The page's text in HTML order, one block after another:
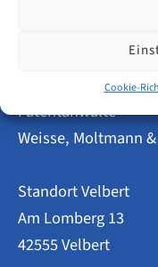
Cookie-
Amtsgebühren
Laufzeit
von
20
Patentanwälte
Weisse, Moltmann
Standort Velbert
Am Lomberg 13
42555 Velbert